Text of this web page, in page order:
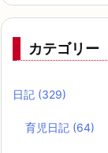
カテゴリー
日記 (329)
育児日記 (64)